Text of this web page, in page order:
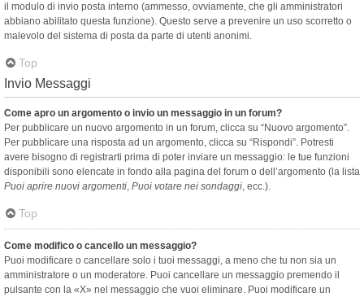
il modulo di invio posta interno (ammesso, ovviamente, che gli amministratori
abbiano abilitato questa funzione). Questo serve a prevenire un uso scorretto o
malevolo del sistema di posta da parte di utenti anonimi.
Top
Invio Messaggi
Come apro un argomento o invio un messaggio in un forum?
Per pubblicare un nuovo argomento in un forum, clicca su “Nuovo argomento”.
Per pubblicare una risposta ad un argomento, clicca su “Rispondi”. Potresti
avere bisogno di registrarti prima di poter inviare un messaggio: le tue funzioni
disponibili sono elencate in fondo alla pagina del forum o dell’argomento (la lista
Puoi aprire nuovi argomenti, Puoi votare nei sondaggi, ecc.).
Top
Come modifico o cancello un messaggio?
Puoi modificare o cancellare solo i tuoi messaggi, a meno che tu non sia un
amministratore o un moderatore. Puoi cancellare un messaggio premendo il
pulsante con la «X» nel messaggio che vuoi eliminare. Puoi modificare un